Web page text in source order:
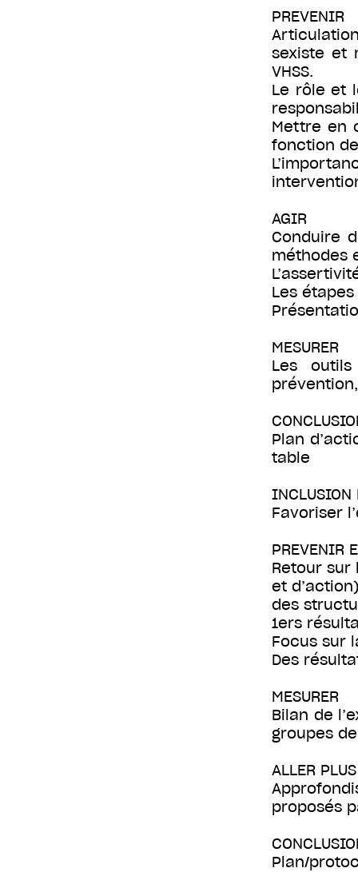
PREVENIR
sexiste et
VHSS.
Le rôle et
Mettre en
fonction
AGIR
Conduire
méthodes
Les
MESURER
Les
Plan
table
INCLUSION
Favoriser
PREVENIR
Retour
et
des
1ers
Focus sur
Des
MESURER
Bilan de
groupes
ALLER
proposés
Plan/